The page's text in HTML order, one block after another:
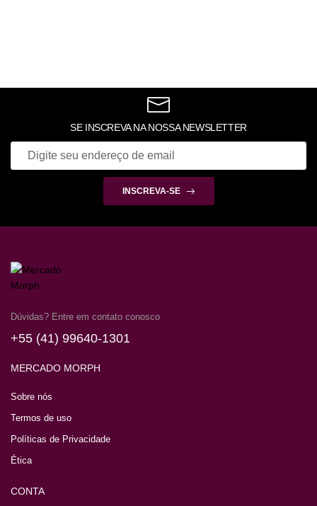
SE INSCREVA NA NOSSA NEWSLETTER
INSCREVA-SE
Dúvidas? Entre em contato conosco
+55 (41) 99640-1301
MERCADO MORPH
Sobre nós
Termos de uso
Políticas de Privacidade
Ética
CONTA